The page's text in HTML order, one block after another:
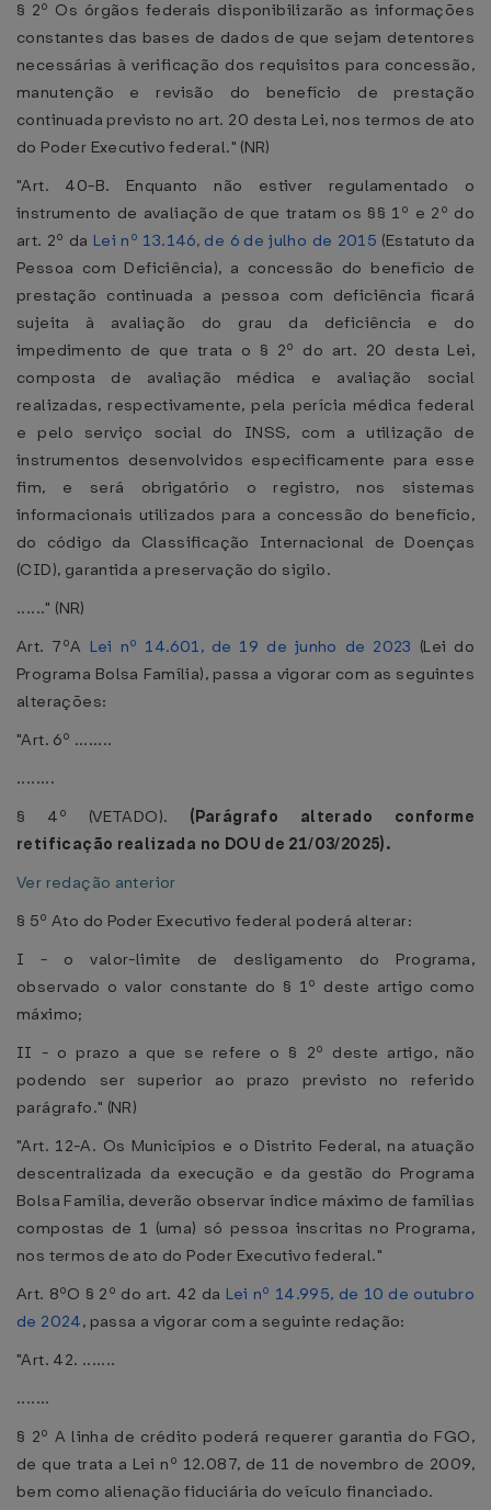
§ 2º Os órgãos federais disponibilizarão as informações
constantes das bases de dados de que sejam detentores
necessárias à verificação dos requisitos para concessão,
manutenção e revisão do benefício de prestação
continuada previsto no art. 20 desta Lei, nos termos de ato
do Poder Executivo federal." (NR)
"Art. 40-B. Enquanto não estiver regulamentado o
instrumento de avaliação de que tratam os §§ 1º e 2º do
art. 2º da Lei nº 13.146, de 6 de julho de 2015 (Estatuto da
Pessoa com Deficiência), a concessão do benefício de
prestação continuada a pessoa com deficiência ficará
sujeita à avaliação do grau da deficiência e do
impedimento de que trata o § 2º do art. 20 desta Lei,
composta de avaliação médica e avaliação social
realizadas, respectivamente, pela perícia médica federal
e pelo serviço social do INSS, com a utilização de
instrumentos desenvolvidos especificamente para esse
fim, e será obrigatório o registro, nos sistemas
informacionais utilizados para a concessão do benefício,
do código da Classificação Internacional de Doenças
(CID), garantida a preservação do sigilo.
......" (NR)
Art. 7ºA Lei nº 14.601, de 19 de junho de 2023 (Lei do
Programa Bolsa Família), passa a vigorar com as seguintes
alterações:
"Art. 6º ........
........
§ 4º (VETADO). (Parágrafo alterado conforme
retificação realizada no DOU de 21/03/2025).
Ver redação anterior
§ 5º Ato do Poder Executivo federal poderá alterar:
I - o valor-limite de desligamento do Programa,
observado o valor constante do § 1º deste artigo como
máximo;
II - o prazo a que se refere o § 2º deste artigo, não
podendo ser superior ao prazo previsto no referido
parágrafo." (NR)
"Art. 12-A. Os Municípios e o Distrito Federal, na atuação
descentralizada da execução e da gestão do Programa
Bolsa Família, deverão observar índice máximo de famílias
compostas de 1 (uma) só pessoa inscritas no Programa,
nos termos de ato do Poder Executivo federal."
Art. 8ºO § 2º do art. 42 da Lei nº 14.995, de 10 de outubro
de 2024, passa a vigorar com a seguinte redação:
"Art. 42. .......
.......
§ 2º A linha de crédito poderá requerer garantia do FGO,
de que trata a Lei nº 12.087, de 11 de novembro de 2009,
bem como alienação fiduciária do veículo financiado.